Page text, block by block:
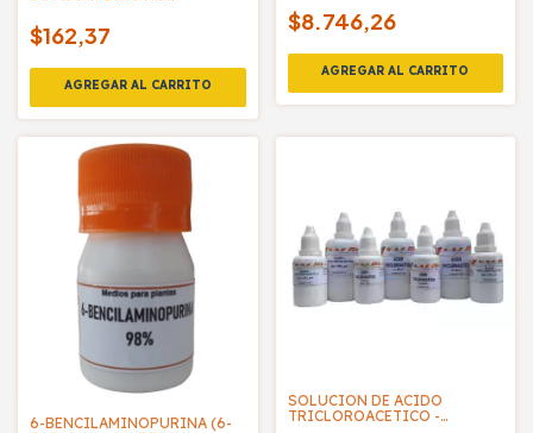
$162,37
$8.746,26
6-BENCILAMINOPURINA (6-
SOLUCION DE ACIDO
TRICLOROACETICO -